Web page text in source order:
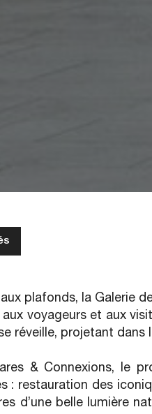
plafonds, la Galerie
voyageurs et aux
réveille, projetant dans
& Connexions, le
: restauration des
d’une belle lumière